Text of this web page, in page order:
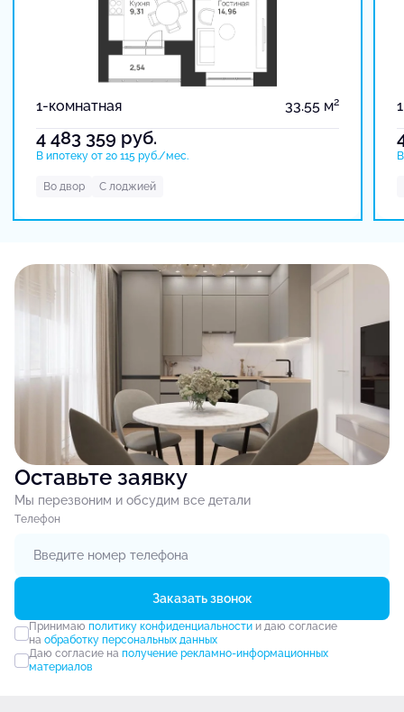
1-комнатная 33.55 м2
4 483 359 руб.
В ипотеку от 20 115 руб./мес.
Во двор С лоджией
Оставьте заявку
Мы перезвоним и обсудим все детали
Tелефон
Заказать звонок
Принимаю политику конфиденциальностии даю согласие
на обработку персональных данных
Даю согласие на получение рекламно-информационных
материалов